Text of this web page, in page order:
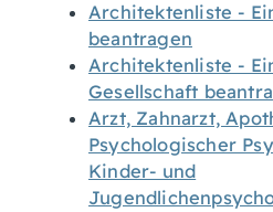
Architektenliste -
beantragen
Architektenliste -
Gesellschaft
Arzt, Zahnarzt,
Psychologischer
Kinder- und